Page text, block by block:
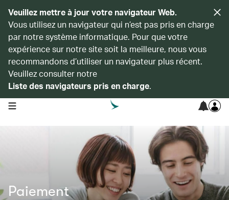
Veuillez mettre à jour votre navigateur Web.
Vous utilisez un navigateur qui n’est pas pris en charge
par notre système informatique. Pour que votre
expérience sur notre site soit la meilleure, nous vous
recommandons d’utiliser un navigateur plus récent.
Veuillez consulter notre
Liste des navigateurs pris en charge.
open navigation menu
Paiement